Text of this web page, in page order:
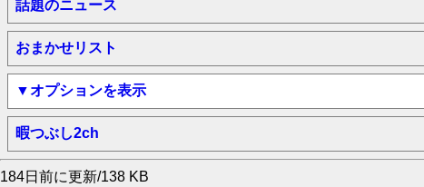
話題のニュース
おまかせリスト
▼オプションを表示
暇つぶし2ch
184日前に更新/138 KB